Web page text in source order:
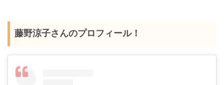
藤野涼子さんのプロフィール！